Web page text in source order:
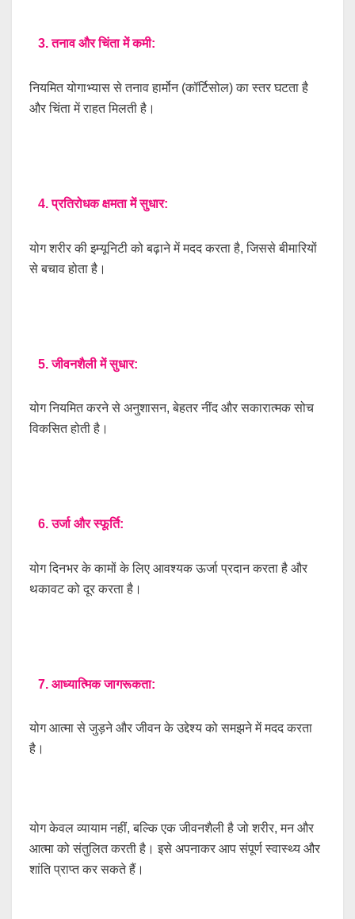
3. तनाव और चिंता में कमी:
नियमित योगाभ्यास से तनाव हार्मोन (कॉर्टिसोल) का स्तर घटता है
और चिंता में राहत मिलती है।
4. प्रतिरोधक क्षमता में सुधार:
योग शरीर की इम्यूनिटी को बढ़ाने में मदद करता है, जिससे बीमारियों
से बचाव होता है।
5. जीवनशैली में सुधार:
योग नियमित करने से अनुशासन, बेहतर नींद और सकारात्मक सोच
विकसित होती है।
6. उर्जा और स्फूर्ति:
योग दिनभर के कामों के लिए आवश्यक ऊर्जा प्रदान करता है और
थकावट को दूर करता है।
7. आध्यात्मिक जागरूकता:
योग आत्मा से जुड़ने और जीवन के उद्देश्य को समझने में मदद करता
है।
योग केवल व्यायाम नहीं, बल्कि एक जीवनशैली है जो शरीर, मन और
आत्मा को संतुलित करती है। इसे अपनाकर आप संपूर्ण स्वास्थ्य और
शांति प्राप्त कर सकते हैं।